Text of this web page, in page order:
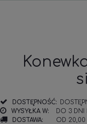
DOSTĘPNOŚĆ:
WYSYŁKA W:
DO 3 DNI
DOSTAWA:
OD